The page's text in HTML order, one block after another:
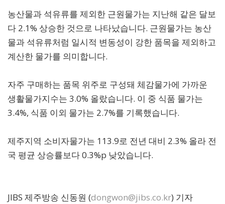
농산물과 석유류를 제외한 근원물가는 지난해 같은 달보
다 2.1% 상승한 것으로 나타났습니다. 근원물가는 농산
물과 석유류처럼 일시적 변동성이 강한 품목을 제외하고
계산한 물가를 의미합니다.
자주 구매하는 품목 위주로 구성돼 체감물가에 가까운
생활물가지수는 3.0% 올랐습니다. 이 중 식품 물가는
3.4%, 식품 이외 물가는 2.7%를 기록했습니다.
제주지역 소비자물가는 113.9로 전년 대비 2.3% 올라 전
국 평균 상승률보다 0.3%p 낮았습니다.
JIBS 제주방송 신동원 (dongwon@jibs.co.kr) 기자